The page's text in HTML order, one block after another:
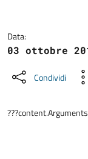
Data:
03 ottobre
Condividi